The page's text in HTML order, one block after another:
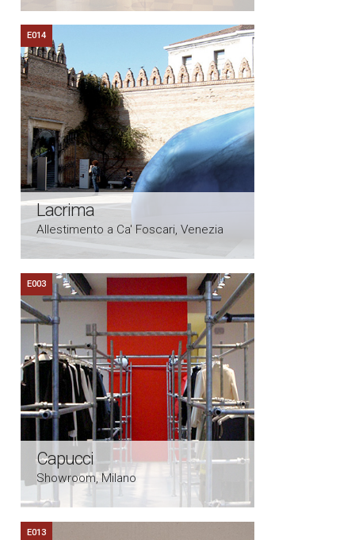
E014
Lacrima
Allestimento a Ca' Foscari, Venezia
E003
Capucci
Showroom, Milano
E013